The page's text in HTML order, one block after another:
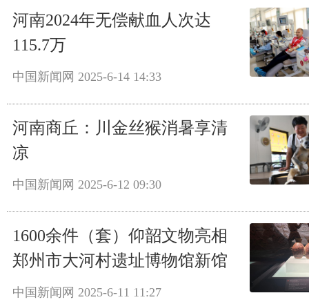
河南2024年无偿献血人次达
115.7万
中国新闻网 2025-6-14 14:33
河南商丘：川金丝猴消暑享清
凉
中国新闻网 2025-6-12 09:30
1600余件（套）仰韶文物亮相
郑州市大河村遗址博物馆新馆
中国新闻网 2025-6-11 11:27